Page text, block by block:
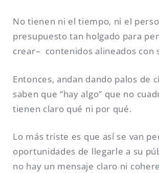
No tienen ni el tiempo, ni el
presupuesto tan holgado para
crear– contenidos alineados con
Entonces, andan dando palos de
saben que “hay algo” que no
tienen claro qué ni por qué.
Lo más triste es que así se van
oportunidades de llegarle a su
no hay un mensaje claro ni